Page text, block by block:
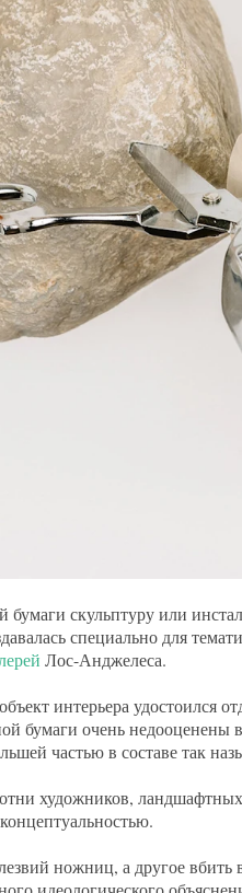
бумаги скульптуру или
специально для
Лос-Анджелеса.
интерьера удостоился
бумаги очень недооценены
частью в составе так
художников,
ножниц, а другое